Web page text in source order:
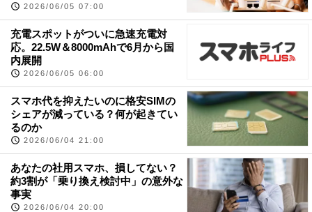
2026/06/05 07:00
充電スポットがついに急速充電対
応。22.5W＆8000mAhで6月から国
内展開
2026/06/05 06:00
スマホ代を抑えたいのに格安SIMの
シェアが減っている？何が起きてい
るのか
2026/06/04 21:00
あなたの社用スマホ、損してない？
約3割が「乗り換え検討中」の意外な
事実
2026/06/04 20:00